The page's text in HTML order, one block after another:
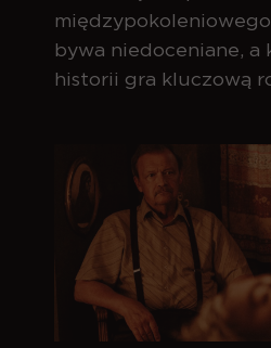
bywa niedoceniane, a
historii gra kluczową